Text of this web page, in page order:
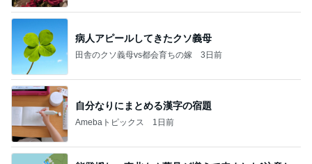
病人アピールしてきたクソ義母
田舎のクソ義母vs都会育ちの嫁 3日前
自分なりにまとめる漢字の宿題
Amebaトピックス 1日前